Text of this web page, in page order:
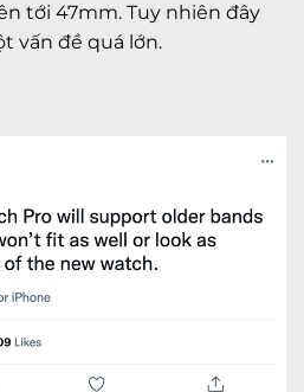
tới 47mm. Tuy nhiên đây
vấn đề quá lớn.